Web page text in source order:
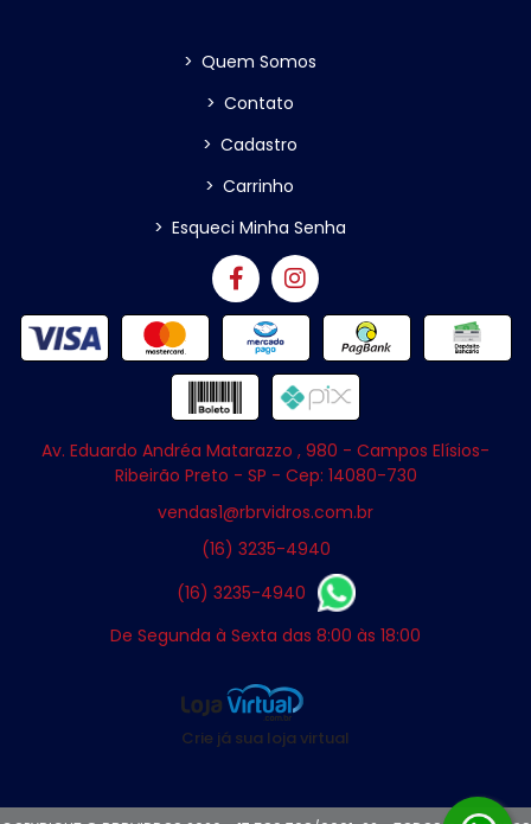
> Quem Somos
> Contato
> Cadastro
> Carrinho
> Esqueci Minha Senha
Av. Eduardo Andréa Matarazzo , 980 - Campos Elísios-
Ribeirão Preto - SP - Cep: 14080-730
vendas1@rbrvidros.com.br
(16) 3235-4940
(16) 3235-4940
De Segunda à Sexta das 8:00 às 18:00
Crie já sua loja virtual